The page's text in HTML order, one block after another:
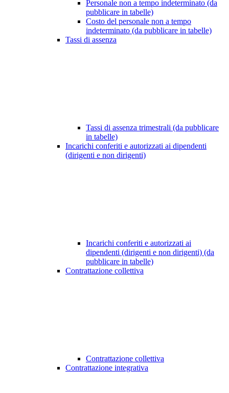
Personale non a tempo indeterminato (da
pubblicare in tabelle)
Costo del personale non a tempo
indeterminato (da pubblicare in tabelle)
Tassi di assenza
Tassi di assenza trimestrali (da pubblicare
in tabelle)
Incarichi conferiti e autorizzati ai dipendenti
(dirigenti e non dirigenti)
Incarichi conferiti e autorizzati ai
dipendenti (dirigenti e non dirigenti) (da
pubblicare in tabelle)
Contrattazione collettiva
Contrattazione collettiva
Contrattazione integrativa